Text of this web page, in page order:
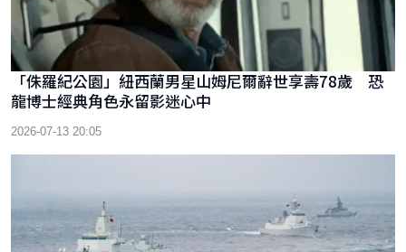
「侏羅紀公園」紐西蘭男星山姆尼爾辭世享壽78歲 恐
龍博士經典角色永留影迷心中
2026-07-13 20:05